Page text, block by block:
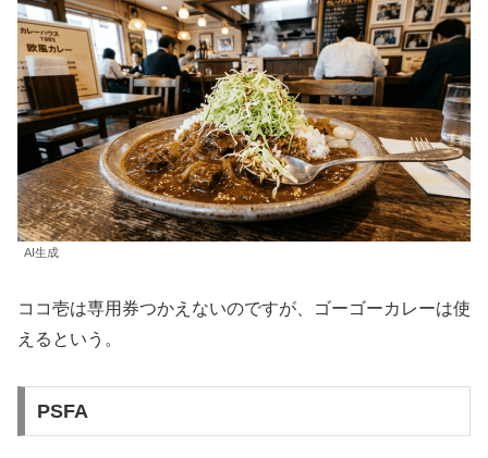
AI生成
ココ壱は専用券つかえないのですが、ゴーゴーカレーは使
えるという。
PSFA